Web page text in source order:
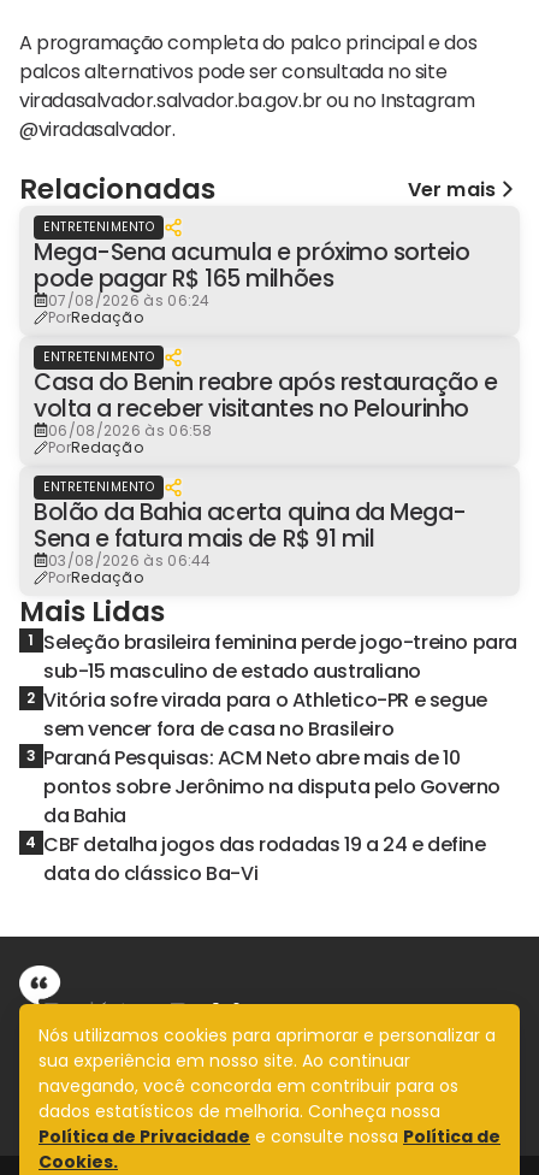
A programação completa do palco principal e dos
palcos alternativos pode ser consultada no site
viradasalvador.salvador.ba.gov.br ou no Instagram
@viradasalvador.
Relacionadas Ver mais
ENTRETENIMENTO
Mega-Sena acumula e próximo sorteio
pode pagar R$ 165 milhões
07/08/2026 às 06:24
PorRedação
ENTRETENIMENTO
Casa do Benin reabre após restauração e
volta a receber visitantes no Pelourinho
06/08/2026 às 06:58
PorRedação
ENTRETENIMENTO
Bolão da Bahia acerta quina da Mega-
Sena e fatura mais de R$ 91 mil
03/08/2026 às 06:44
PorRedação
Mais Lidas
1 Seleção brasileira feminina perde jogo-treino para
sub-15 masculino de estado australiano
2 Vitória sofre virada para o Athletico-PR e segue
sem vencer fora de casa no Brasileiro
3 Paraná Pesquisas: ACM Neto abre mais de 10
pontos sobre Jerônimo na disputa pelo Governo
da Bahia
4 CBF detalha jogos das rodadas 19 a 24 e define
data do clássico Ba-Vi
Informação com imparcialidade
SIGA
Nós utilizamos cookies para aprimorar e personalizar a
sua experiência em nosso site. Ao continuar
navegando, você concorda em contribuir para os
dados estatísticos de melhoria. Conheça nossa
Política de Privacidade e consulte nossa Política de
Cookies.